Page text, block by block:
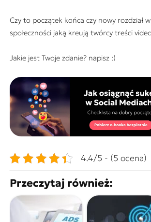
Czy to początek końca czy nowy rozdział
społeczności jaką kreują twórcy treści
Jakie jest Twoje zdanie? napisz :)
4.4/5 - (5 ocena)
Przeczytaj również: